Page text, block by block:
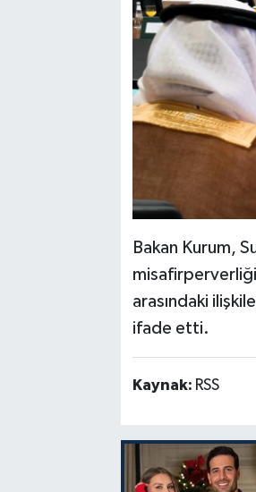
Bakan Kurum,
arasındaki
ifade etti.
Kaynak: RSS